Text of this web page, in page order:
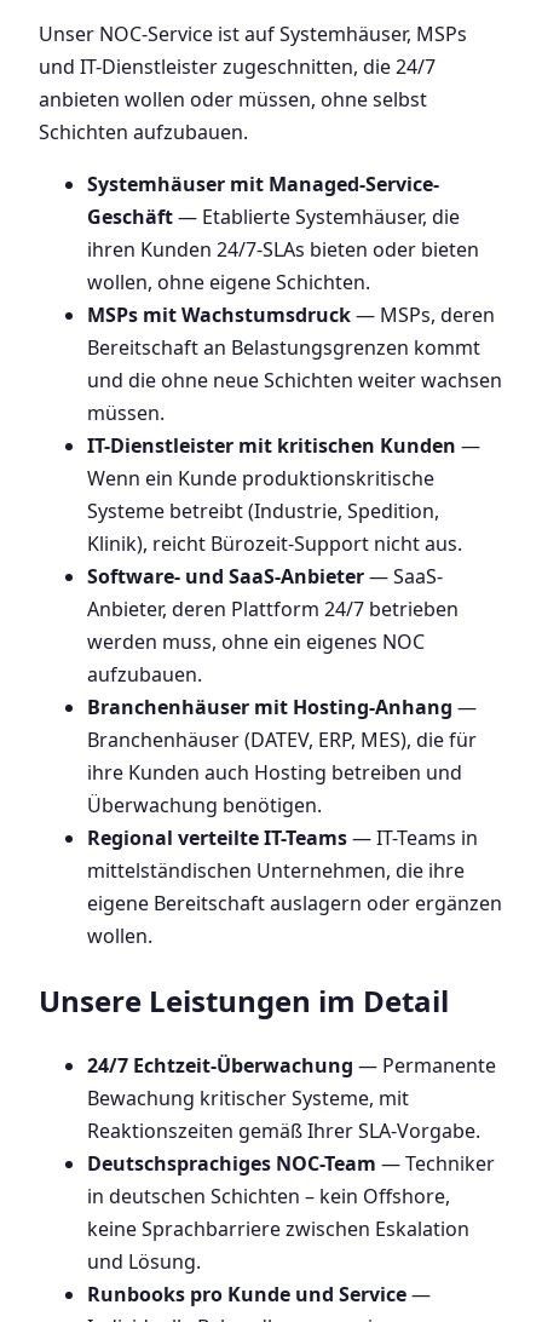
Unser NOC-Service ist auf Systemhäuser, MSPs
und IT-Dienstleister zugeschnitten, die 24/7
anbieten wollen oder müssen, ohne selbst
Schichten aufzubauen.
Systemhäuser mit Managed-Service-
Geschäft— Etablierte Systemhäuser, die
ihren Kunden 24/7-SLAs bieten oder bieten
wollen, ohne eigene Schichten.
MSPs mit Wachstumsdruck— MSPs, deren
Bereitschaft an Belastungsgrenzen kommt
und die ohne neue Schichten weiter wachsen
müssen.
IT-Dienstleister mit kritischen Kunden —
Wenn ein Kunde produktionskritische
Systeme betreibt (Industrie, Spedition,
Klinik), reicht Bürozeit-Support nicht aus.
Software- und SaaS-Anbieter— SaaS-
Anbieter, deren Plattform 24/7 betrieben
werden muss, ohne ein eigenes NOC
aufzubauen.
Branchenhäuser mit Hosting-Anhang —
Branchenhäuser (DATEV, ERP, MES), die für
ihre Kunden auch Hosting betreiben und
Überwachung benötigen.
Regional verteilte IT-Teams— IT-Teams in
mittelständischen Unternehmen, die ihre
eigene Bereitschaft auslagern oder ergänzen
wollen.
Unsere Leistungen im Detail
24/7 Echtzeit-Überwachung — Permanente
Bewachung kritischer Systeme, mit
Reaktionszeiten gemäß Ihrer SLA-Vorgabe.
Deutschsprachiges NOC-Team — Techniker
in deutschen Schichten – kein Offshore,
keine Sprachbarriere zwischen Eskalation
und Lösung.
Runbooks pro Kunde und Service—